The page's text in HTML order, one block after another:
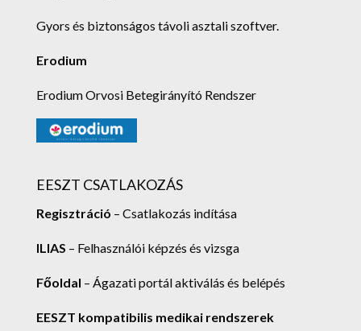
Gyors és biztonságos távoli asztali szoftver.
Erodium
Erodium Orvosi Betegirányító Rendszer
EESZT CSATLAKOZÁS
Regisztráció – Csatlakozás indítása
ILIAS – Felhasználói képzés és vizsga
Főoldal – Ágazati portál aktiválás és belépés
EESZT kompatibilis medikai rendszerek